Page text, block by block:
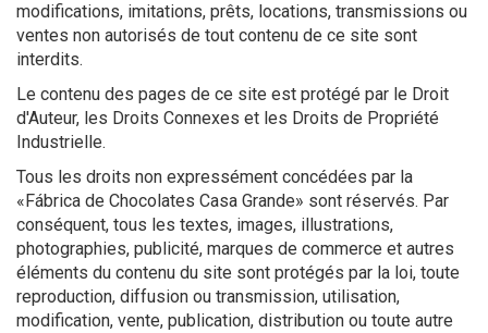
modifications, imitations, prêts, locations, transmissions ou
ventes non autorisés de tout contenu de ce site sont
interdits.
Le contenu des pages de ce site est protégé par le Droit
d'Auteur, les Droits Connexes et les Droits de Propriété
Industrielle.
Tous les droits non expressément concédées par la
«Fábrica de Chocolates Casa Grande» sont réservés. Par
conséquent, tous les textes, images, illustrations,
photographies, publicité, marques de commerce et autres
éléments du contenu du site sont protégés par la loi, toute
reproduction, diffusion ou transmission, utilisation,
modification, vente, publication, distribution ou toute autre